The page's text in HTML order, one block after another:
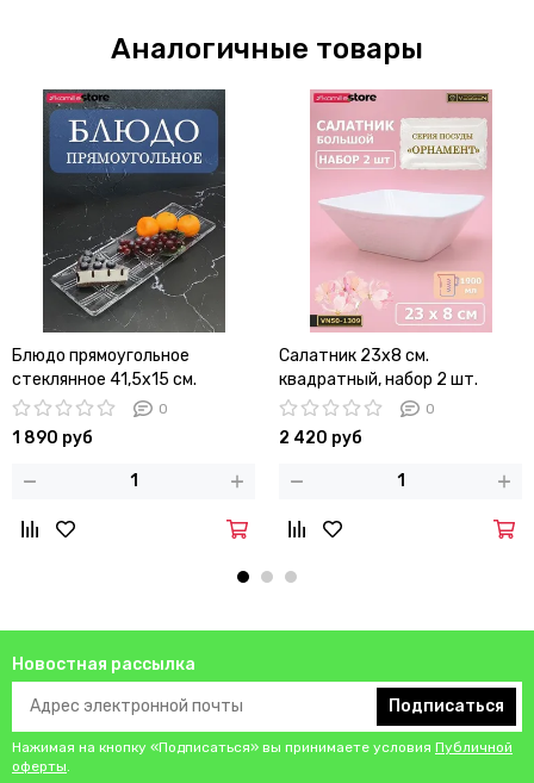
Аналогичные товары
Блюдо прямоугольное
стеклянное 41,5х15 см.
0
1 890 руб
Салатник 23х8 см.
квадратный, набор 2 шт.
"Орнамент"
0
2 420 руб
Новостная рассылка
Подписаться
Нажимая на кнопку «Подписаться» вы принимаете условия Публичной
оферты.